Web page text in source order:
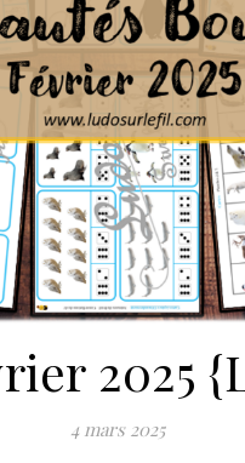
2025
4 mars 2025